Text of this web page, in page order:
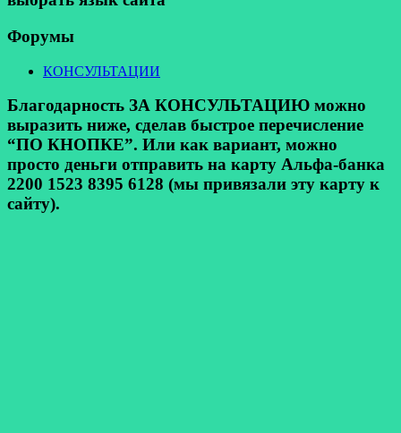
Форумы
КОНСУЛЬТАЦИИ
Благодарность ЗА КОНСУЛЬТАЦИЮ можно
выразить ниже, сделав быстрое перечисление
“ПО КНОПКЕ”. Или как вариант, можно
просто деньги отправить на карту Альфа-банка
2200 1523 8395 6128 (мы привязали эту карту к
сайту).